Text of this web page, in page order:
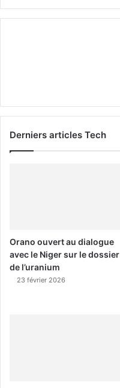
Derniers articles Tech
Orano ouvert au dialogue
avec le Niger sur le dossier
de l’uranium
23 février 2026